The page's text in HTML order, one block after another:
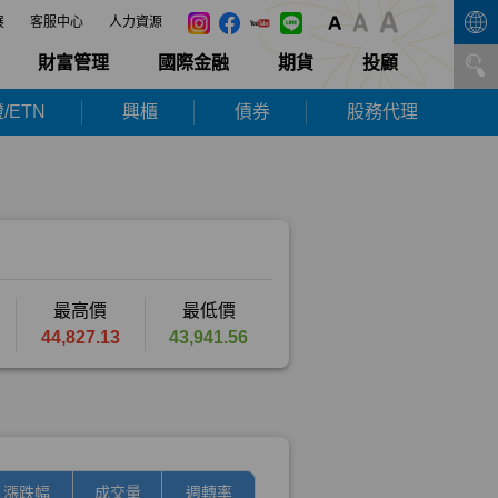
客服中心 人力資源
財富管理 國際金融 期貨 投顧
ETN 興櫃 債券 股務代理